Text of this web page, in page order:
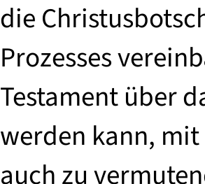
die
Prozesses
Testament über
werden kann,
auch zu